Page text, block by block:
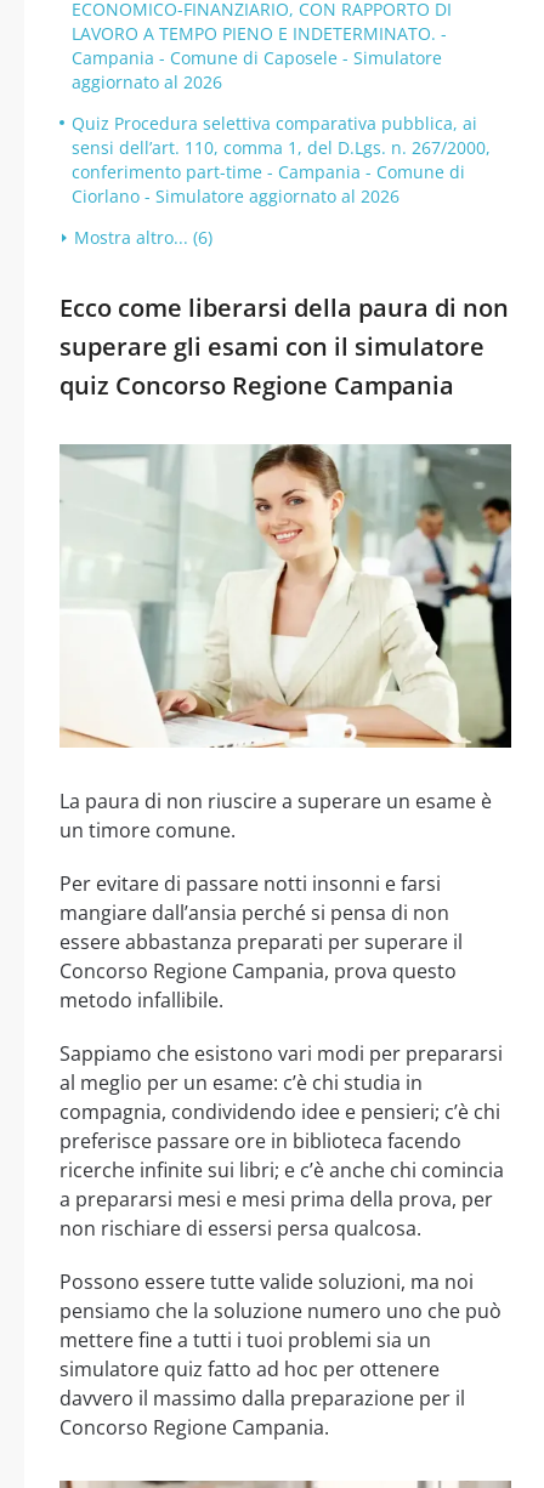
ECONOMICO-FINANZIARIO, CON RAPPORTO DI
LAVORO A TEMPO PIENO E INDETERMINATO. -
Campania - Comune di Caposele - Simulatore
aggiornato al 2026
Quiz Procedura selettiva comparativa pubblica, ai
sensi dell’art. 110, comma 1, del D.Lgs. n. 267/2000,
conferimento part-time - Campania - Comune di
Ciorlano - Simulatore aggiornato al 2026
Mostra altro... (6)
Ecco come liberarsi della paura di non
superare gli esami con il simulatore
quiz Concorso Regione Campania
La paura di non riuscire a superare un esame è
un timore comune.
Per evitare di passare notti insonni e farsi
mangiare dall’ansia perché si pensa di non
essere abbastanza preparati per superare il
Concorso Regione Campania, prova questo
metodo infallibile.
Sappiamo che esistono vari modi per prepararsi
al meglio per un esame: c’è chi studia in
compagnia, condividendo idee e pensieri; c’è chi
preferisce passare ore in biblioteca facendo
ricerche infinite sui libri; e c’è anche chi comincia
a prepararsi mesi e mesi prima della prova, per
non rischiare di essersi persa qualcosa.
Possono essere tutte valide soluzioni, ma noi
pensiamo che la soluzione numero uno che può
mettere fine a tutti i tuoi problemi sia un
simulatore quiz fatto ad hoc per ottenere
davvero il massimo dalla preparazione per il
Concorso Regione Campania.